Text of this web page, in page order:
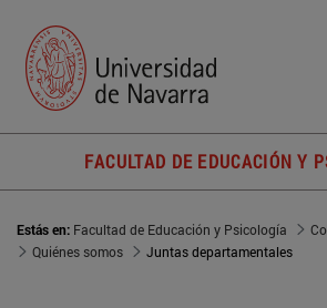
FACULTAD DE EDUCACIÓN Y
Estás en: Facultad de Educación y Psicología
Quiénes somos
Juntas departamentales